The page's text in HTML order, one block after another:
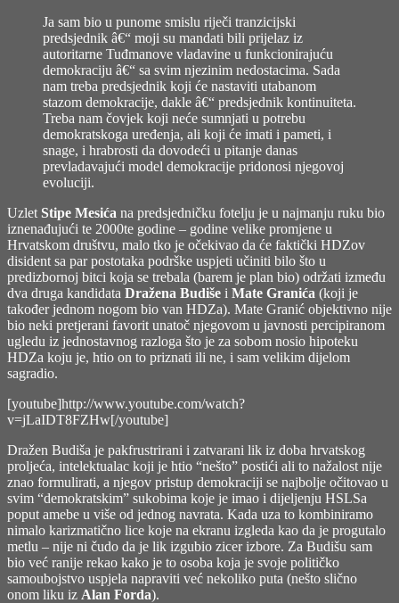
Ja sam bio u punome smislu riječi tranzicijski
predsjednik â€“ moji su mandati bili prijelaz iz
autoritarne Tuđmanove vladavine u funkcionirajuću
demokraciju â€“ sa svim njezinim nedostacima. Sada
nam treba predsjednik koji će nastaviti utabanom
stazom demokracije, dakle â€“ predsjednik kontinuiteta.
Treba nam čovjek koji neće sumnjati u potrebu
demokratskoga uređenja, ali koji će imati i pameti, i
snage, i hrabrosti da dovodeći u pitanje danas
prevladavajući model demokracije pridonosi njegovoj
evoluciji.
Uzlet Stipe Mesića na predsjedničku fotelju je u najmanju ruku bio
iznenađujući te 2000te godine – godine velike promjene u
Hrvatskom društvu, malo tko je očekivao da će faktički HDZov
disident sa par postotaka podrške uspjeti učiniti bilo što u
predizbornoj bitci koja se trebala (barem je plan bio) održati između
dva druga kandidata Dražena Budiše i Mate Granića (koji je
također jednom nogom bio van HDZa). Mate Granić objektivno nije
bio neki pretjerani favorit unatoč njegovom u javnosti percipiranom
ugledu iz jednostavnog razloga što je za sobom nosio hipoteku
HDZa koju je, htio on to priznati ili ne, i sam velikim dijelom
sagradio.
[youtube]http://www.youtube.com/watch?
v=jLaIDT8FZHw[/youtube]
Dražen Budiša je pakfrustrirani i zatvarani lik iz doba hrvatskog
proljeća, intelektualac koji je htio “nešto” postići ali to nažalost nije
znao formulirati, a njegov pristup demokraciji se najbolje očitovao u
svim “demokratskim” sukobima koje je imao i dijeljenju HSLSa
poput amebe u više od jednog navrata. Kada uza to kombiniramo
nimalo karizmatično lice koje na ekranu izgleda kao da je progutalo
metlu – nije ni čudo da je lik izgubio zicer izbore. Za Budišu sam
bio već ranije rekao kako je to osoba koja je svoje političko
samoubojstvo uspjela napraviti već nekoliko puta (nešto slično
onom liku iz Alan Forda).